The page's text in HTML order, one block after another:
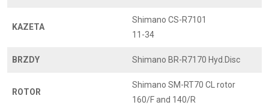
KAZETA
Shimano CS-R7101
11-34
BRZDY Shimano BR-R7170 Hyd.Disc
ROTOR
Shimano SM-RT70 CL rotor
160/F and 140/R